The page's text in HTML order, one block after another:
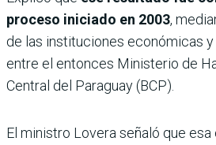
proceso iniciado en 2003,
de las instituciones económicas
entre el entonces Ministerio de
Central del Paraguay (BCP).
El ministro Lovera señaló que